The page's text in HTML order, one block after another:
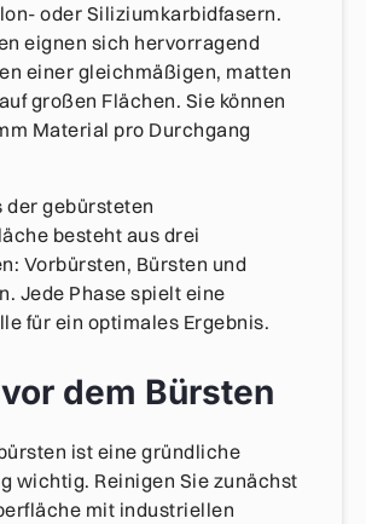
oder Siliziumkarbidfasern.
eignen sich hervorragend
einer gleichmäßigen, matten
großen Flächen. Sie können
Material pro Durchgang
der gebürsteten
besteht aus drei
Vorbürsten, Bürsten und
Jede Phase spielt eine
für ein optimales Ergebnis.
dem Bürsten
ist eine gründliche
wichtig. Reinigen Sie zunächst
mit industriellen